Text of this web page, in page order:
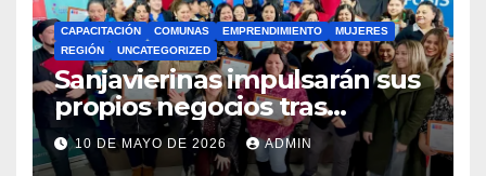
CAPACITACIÓN COMUNAS EMPRENDIMIENTO
MUJERES
REGIÓN
UNCATEGORIZED
Sanjavierinas impulsarán sus
propios negocios tras
capacitarse junto al FOSIS
10 DE MAYO DE 2026 ADMIN